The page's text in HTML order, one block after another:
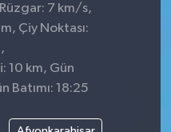
7 km/s,
Çiy Noktası:
10 km, Gün
Batımı: 18:25